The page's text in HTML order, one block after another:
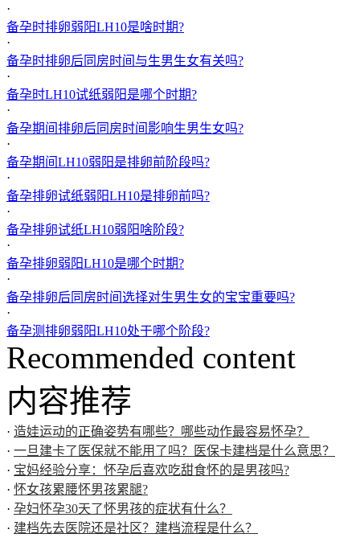
·
备孕时排卵弱阳LH10是啥时期?
·
备孕时排卵后同房时间与生男生女有关吗?
·
备孕时LH10试纸弱阳是哪个时期?
·
备孕期间排卵后同房时间影响生男生女吗?
·
备孕期间LH10弱阳是排卵前阶段吗?
·
备孕排卵试纸弱阳LH10是排卵前吗?
·
备孕排卵试纸LH10弱阳啥阶段?
·
备孕排卵弱阳LH10是哪个时期?
·
备孕排卵后同房时间选择对生男生女的宝宝重要吗?
·
备孕测排卵弱阳LH10处于哪个阶段?
Recommended content
内容推荐
· 造娃运动的正确姿势有哪些？哪些动作最容易怀孕？
· 一旦建卡了医保就不能用了吗？医保卡建档是什么意思？
· 宝妈经验分享：怀孕后喜欢吃甜食怀的是男孩吗?
· 怀女孩累腰怀男孩累腿?
· 孕妇怀孕30天了怀男孩的症状有什么？
· 建档先去医院还是社区？建档流程是什么？